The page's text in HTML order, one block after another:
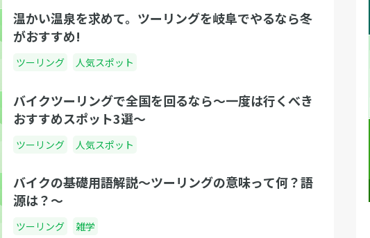
温かい温泉を求めて。ツーリングを岐阜でやるなら冬
がおすすめ!
ツーリング 人気スポット
バイクツーリングで全国を回るなら～一度は行くべき
おすすめスポット3選～
ツーリング 人気スポット
バイクの基礎用語解説〜ツーリングの意味って何？語
源は？〜
ツーリング 雑学